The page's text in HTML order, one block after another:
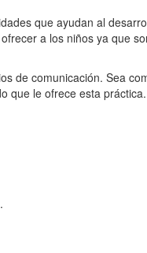
que ayudan al
a los niños ya que
de comunicación. Sea
que le ofrece esta práctica.